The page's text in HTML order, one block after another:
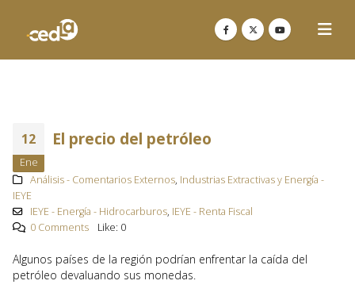
12
Ene
El precio del petróleo
Análisis - Comentarios Externos, Industrias Extractivas y Energía -
IEYE
IEYE - Energía - Hidrocarburos, IEYE - Renta Fiscal
0 Comments
Like: 0
Algunos países de la región podrían enfrentar la caída del
petróleo devaluando sus monedas.